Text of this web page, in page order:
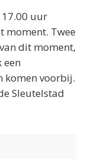
uur
moment. Twee
dit moment,
een
komen voorbij.
Sleutelstad